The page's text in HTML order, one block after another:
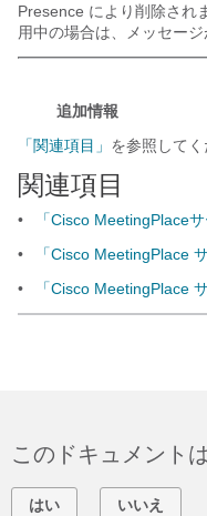
Presence により削除され
用中の場合は、メッセージ
追加情報
「関連項目」 を参照してく
関連項目
•
「Cisco MeetingPlaceサ
•
「Cisco MeetingPlace
•
「Cisco MeetingPlace
このドキュメント
はい いいえ